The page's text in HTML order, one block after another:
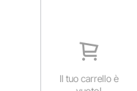
Il tuo carrello è